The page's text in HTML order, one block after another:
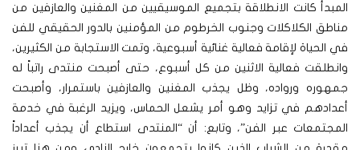
المبدأ كانت الانطلاقة بتجميع الموسيقيين من المغنين والعازفين من
مناطق الكلاكلات وجنوب الخرطوم من المؤمنين بالدور الحقيقي للفن
في الحياة لإقامة فعالية غنائية أسبوعية، وتمت الاستجابة من الكثيرين،
وانطلقت فعالية الاثنين من كل أسبوع، حتى أصبحت منتدى راتباً له
جمهوره ورواده، وظل يجذب المغنين والعازفين باستمرار، وأصبحت
أعدادهم في تزايد وهو أمر يشعل الحماس، ويزيد الرغبة في خدمة
المجتمعات عبر الفن”، وتابع: أن “المنتدى استطاع أن يجذب أعداداً